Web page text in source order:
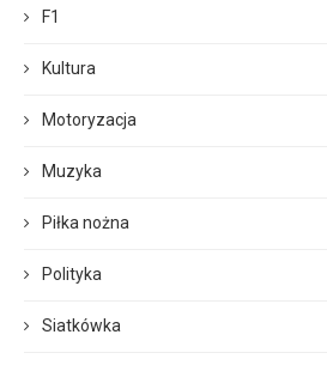
F1
Kultura
Motoryzacja
Muzyka
Piłka nożna
Polityka
Siatkówka